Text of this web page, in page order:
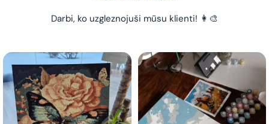
Darbi, ko uzgleznojuši mūsu klienti! 👩‍🎨